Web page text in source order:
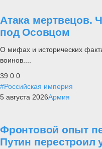
Атака мертвецов.
под Осовцом
О мифах и исторических
воинов....
39 0 0
#Российская империя
5 августа 2026Армия
Фронтовой опыт
Путин перестроил